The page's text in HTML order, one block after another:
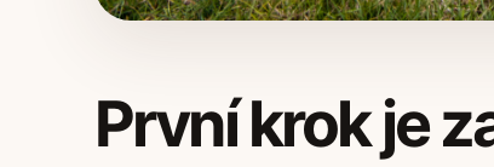
První krok je